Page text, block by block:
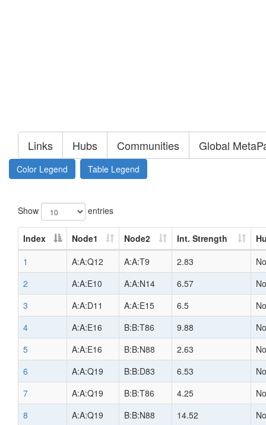
Links Hubs Communities Global
Color Legend Table Legend
Show entries
Index Node1 Node2 Int. Strength
1
A:A:Q12 A:A:T9 2.83
No
2
A:A:E10 A:A:N14 6.57
No
3
A:A:D11 A:A:E15 6.5
No
4
A:A:E16 B:B:T86 9.88
No
5
A:A:E16 B:B:N88 2.63
No
6
A:A:Q19 B:B:D83 6.53
No
7
A:A:Q19 B:B:T86 4.25
No
8
A:A:Q19 B:B:N88 14.52
No